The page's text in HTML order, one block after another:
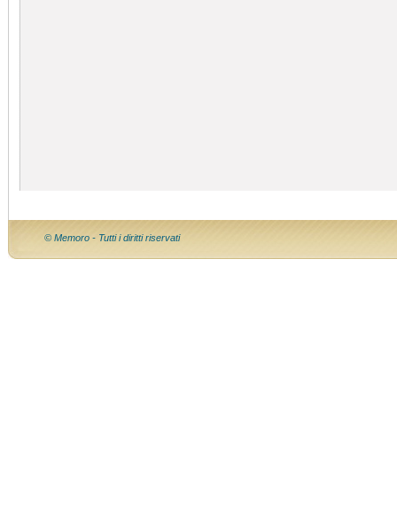
© Memoro - Tutti i diritti riservati